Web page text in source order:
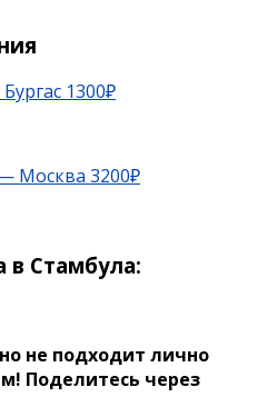
1300₽
Москва 3200₽
в Стамбула:
не подходит лично
Поделитесь через